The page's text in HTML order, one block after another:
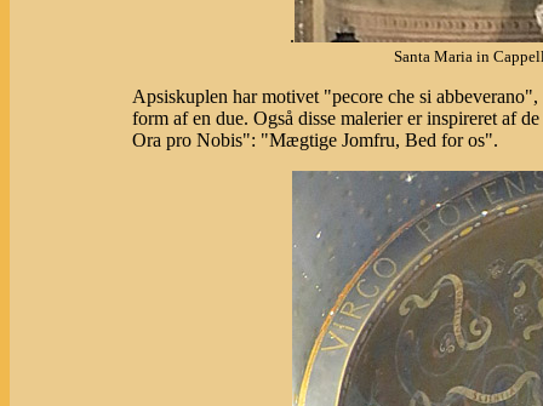
.
Santa Maria in
Apsiskuplen har motivet "pecore che si
form af en due. Også disse malerier er inspireret af
Ora pro Nobis": "Mægtige Jomfru, Bed for os".